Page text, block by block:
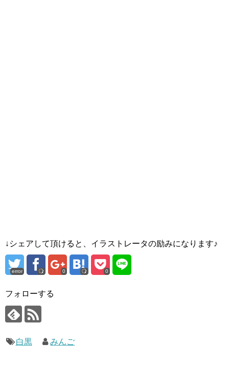
↓シェアして頂けると、イラストレータの励みになります♪
error 0 0
フォローする
白黒 みんご